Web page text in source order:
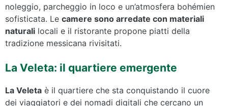
noleggio, parcheggio in loco e un’atmosfera bohémien
sofisticata. Le camere sono arredate con materiali
naturali locali e il ristorante propone piatti della
tradizione messicana rivisitati.
La Veleta: il quartiere emergente
La Veleta è il quartiere che sta conquistando il cuore
dei viaggiatori e dei nomadi digitali che cercano un